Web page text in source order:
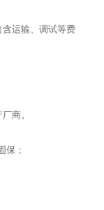
运输、调试等费
商。
保；